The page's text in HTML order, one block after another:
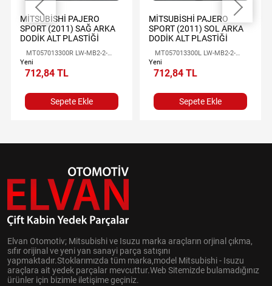
MİTSUBİSHİ PAJERO
SPORT (2011) SAĞ ARKA
DODİK ALT PLASTİĞİ
MT057013300R LW-MB2-2-
025R
Yeni
712,84 TL
Sepete Ekle
MİTSUBİSHİ PAJERO
SPORT (2011) SOL ARKA
DODİK ALT PLASTİĞİ
MT057013300L LW-MB2-2-
025L
Yeni
712,84 TL
Sepete Ekle
Elvan Otomotiv; Mitsubishi ve Isuzu marka araçların orjinal çıkma,
sıfır orijinal ve yeni yan sanayi parça satışını
yapmaktadır.Stoklarımızda tüm marka,model Mitsubishi - Isuzu
araçlara ait yedek parçalar mevcuttur.Web Sitemizde bulamadığınız
ürünler için bizimle iletişime geçiniz.